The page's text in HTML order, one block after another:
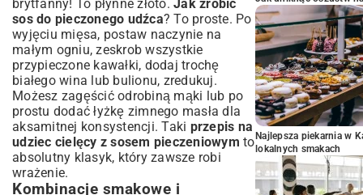
brytfanny! To płynne złoto. Jak zrobić
sos do pieczonego udźca? To proste. Po
wyjęciu mięsa, postaw naczynie na
małym ogniu, zeskrob wszystkie
przypieczone kawałki, dodaj trochę
białego wina lub bulionu, zredukuj.
Możesz zagęścić odrobiną mąki lub po
prostu dodać łyżkę zimnego masła dla
aksamitnej konsystencji. Taki przepis na
udziec cielęcy z sosem pieczeniowym to
absolutny klasyk, który zawsze robi
wrażenie.
Kombinacje smakowe i
Najlepsza piekarnia w
lokalnych smakach